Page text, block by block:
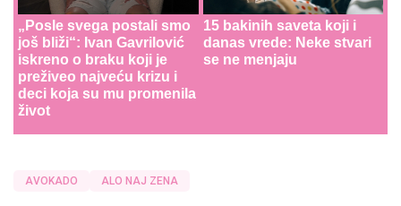
„Posle svega postali smo
još bliži“: Ivan Gavrilović
iskreno o braku koji je
preživeo najveću krizu i
deci koja su mu promenila
život
15 bakinih saveta koji i
danas vrede: Neke stvari
se ne menjaju
AVOKADO ALO NAJ ZENA